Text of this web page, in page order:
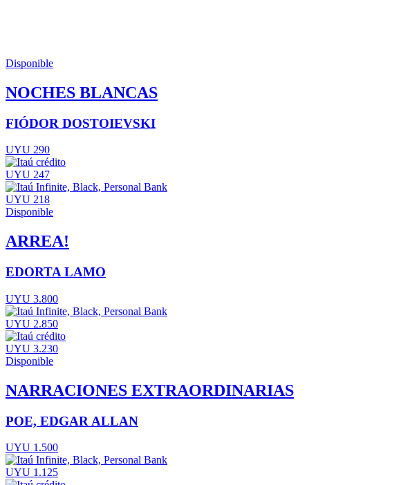
Disponible
NOCHES BLANCAS
FIÓDOR DOSTOIEVSKI
UYU 290
UYU 247
UYU 218
Disponible
ARREA!
EDORTA LAMO
UYU 3.800
UYU 2.850
UYU 3.230
Disponible
NARRACIONES EXTRAORDINARIAS
POE, EDGAR ALLAN
UYU 1.500
UYU 1.125